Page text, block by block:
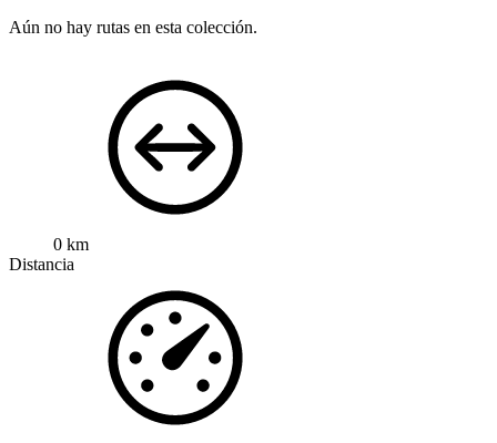
Aún no hay rutas en esta colección.
0 km
Distancia